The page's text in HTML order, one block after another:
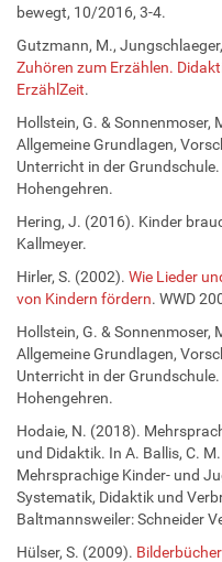
bewegt, 10/2016, 3-4.
Gutzmann, M.,
Zuhören zum Erzählen.
ErzählZeit.
Hollstein, G. &
Allgemeine Grundlagen,
Unterricht in der
Hohengehren.
Hering, J. (2016). Kinder
Kallmeyer.
Hirler, S. (2002). Wie Lieder
von Kindern fördern. WWD
Hollstein, G. &
Allgemeine Grundlagen,
Unterricht in der
Hohengehren.
Hodaie, N. (2018).
und Didaktik. In A. Ballis, C.
Mehrsprachige Kinder- und
Systematik, Didaktik und
Baltmannsweiler: Schneider
Hülser, S. (2009).